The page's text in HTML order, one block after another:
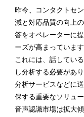
昨今、コンタクトセ
減と対応品質の向上
答をオペレーターに
ーズが高まっています
これには、話してい
し分析する必要があ
分析サービスなどに
保する重要なソリュ
音声認識市場は拡大